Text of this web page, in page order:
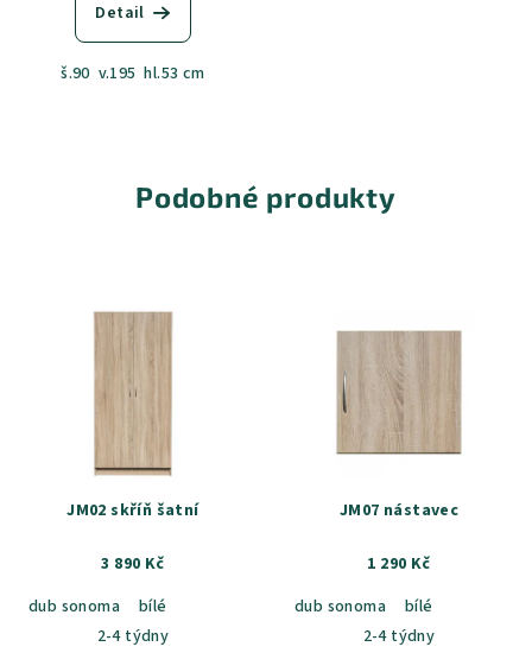
Detail
š.90 v.195 hl.53 cm
Podobné produkty
JM02 skříň šatní
3 890 Kč
dub sonoma
bílé
2-4 týdny
JM07 nástavec
1 290 Kč
dub sonoma
bílé
2-4 týdny